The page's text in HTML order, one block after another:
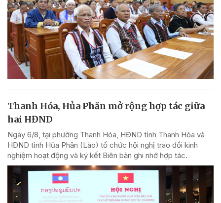
Thanh Hóa, Hủa Phăn mở rộng hợp tác giữa
hai HĐND
Ngày 6/8, tại phường Thanh Hóa, HĐND tỉnh Thanh Hóa và
HĐND tỉnh Hủa Phăn (Lào) tổ chức hội nghị trao đổi kinh
nghiệm hoạt động và ký kết Biên bản ghi nhớ hợp tác.